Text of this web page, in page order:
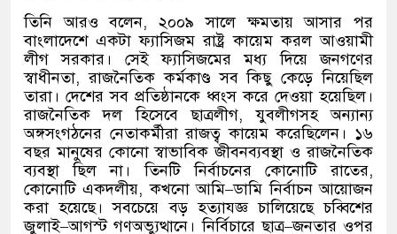
তিনি আরও বলেন,২০০৯ সালে ক্ষমতায় আসার পর
বাংলাদেশে একটা ফ্যাসিজম রাষ্ট্র কায়েম করল আওয়ামী
লীগ সরকার। সেই ফ্যাসিজমের মধ্য দিয়ে জনগণের
স্বাধীনতা,রাজনৈতিক কর্মকাণ্ড সব কিছু কেড়ে নিয়েছিল
তারা। দেশের সব প্রতিষ্ঠানকে ধ্বংস করে দেওয়া হয়েছিল।
রাজনৈতিক দল হিসেবে ছাত্রলীগ,যুবলীগসহ অন্যান্য
অঙ্গসংগঠনের নেতাকর্মীরা রাজত্ব কায়েম করেছিলেন। ১৬
বছর মানুষের কোনো স্বাভাবিক জীবনব্যবস্থা ও রাজনৈতিক
ব্যবস্থা ছিল না। তিনটি নির্বাচনের কোনোটি রাতের,
কোনোটি একদলীয়,কখনো আমি–ডামি নির্বাচন আয়োজন
করা হয়েছে। সবচেয়ে বড় হত্যাযজ্ঞ চালিয়েছে চব্বিশের
জুলাই–আগস্ট গণঅভ্যুত্থানে। নির্বিচারে ছাত্র–জনতার ওপর